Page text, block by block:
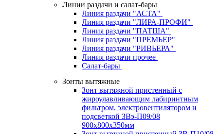
Линии раздачи и салат-бары
Линия раздачи "АСТА"
Линия раздачи "ЛИРА-ПРОФИ"
Линия раздачи "ПАТША"
Линия раздачи "ПРЕМЬЕР"
Линия раздачи "РИВЬЕРА"
Линия раздачи прочее
Салат-бары
Зонты вытяжные
Зонт вытяжной пристенный с
жироулавливающим лабиринтным
фильтром, электровентилятором и
подсветкой ЗВэ-П09/08
900х800х350мм